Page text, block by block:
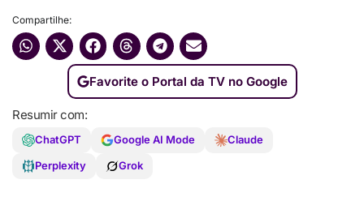
Compartilhe:
Favorite o Portal da TV no Google
Resumir com:
ChatGPT Google AI Mode
Claude
Perplexity
Grok